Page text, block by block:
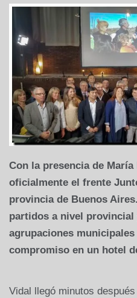
Con la presencia de
oficialmente el frente
provincia de Buenos
partidos a nivel provincial
agrupaciones
compromiso en un hotel
Vidal llegó minutos